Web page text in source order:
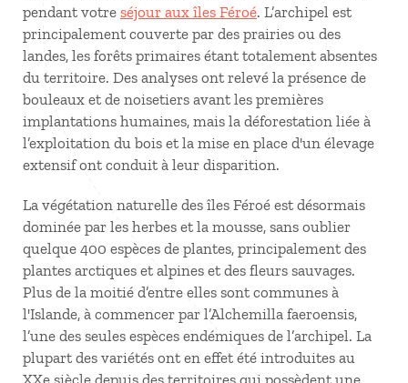
pendant votre séjour aux îles Féroé. L’archipel est
principalement couverte par des prairies ou des
landes, les forêts primaires étant totalement absentes
du territoire. Des analyses ont relevé la présence de
bouleaux et de noisetiers avant les premières
implantations humaines, mais la déforestation liée à
l’exploitation du bois et la mise en place d'un élevage
extensif ont conduit à leur disparition.
La végétation naturelle des îles Féroé est désormais
dominée par les herbes et la mousse, sans oublier
quelque 400 espèces de plantes, principalement des
plantes arctiques et alpines et des fleurs sauvages.
Plus de la moitié d’entre elles sont communes à
l'Islande, à commencer par l’Alchemilla faeroensis,
l’une des seules espèces endémiques de l’archipel. La
plupart des variétés ont en effet été introduites au
XXe siècle depuis des territoires qui possèdent une